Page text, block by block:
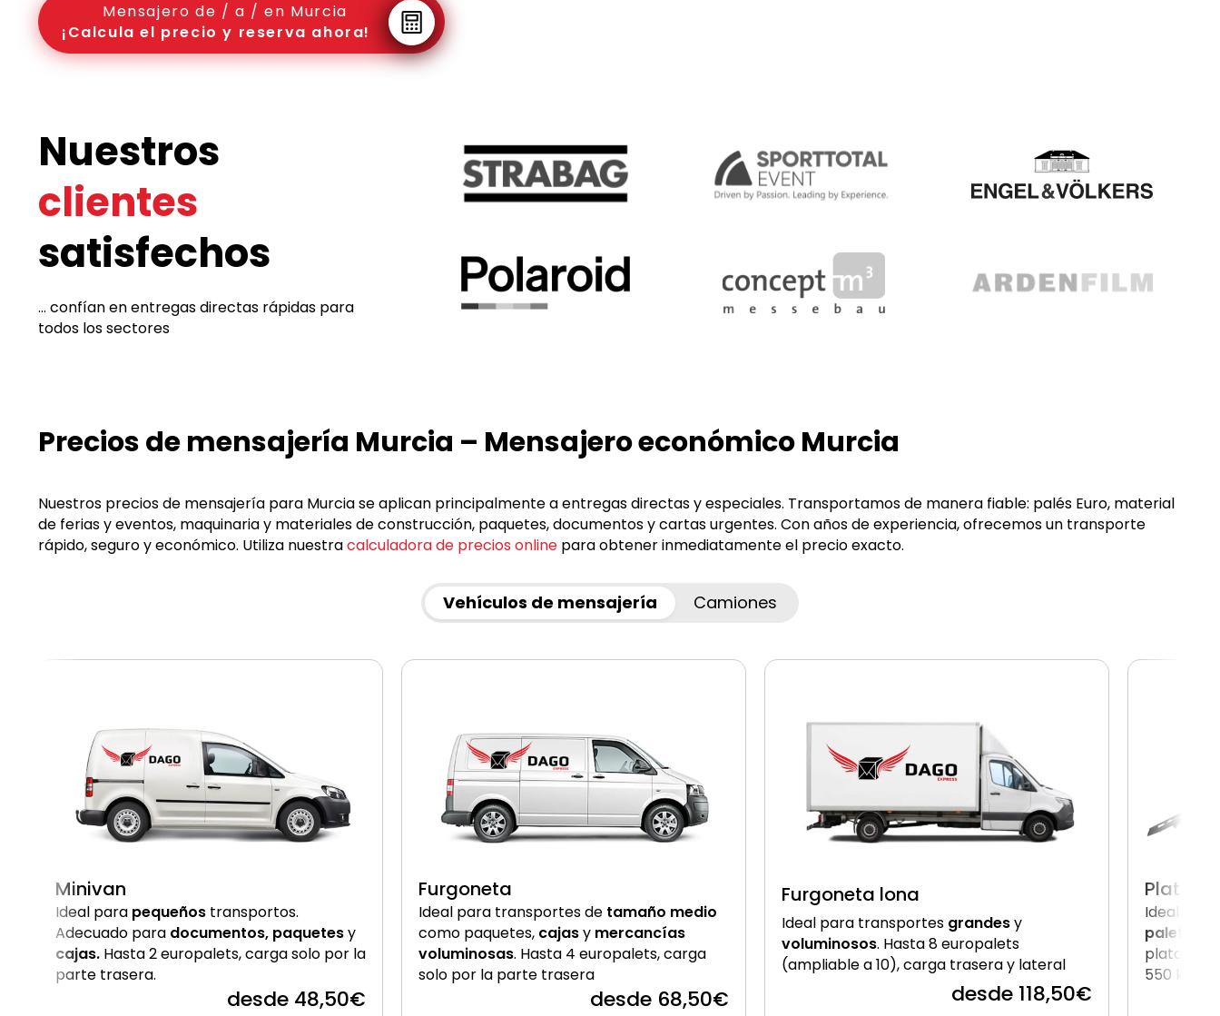
Mensajero de / a / en Murcia
¡Calcula el precio y reserva ahora!
Nuestros
clientes
satisfechos
... confían en entregas directas rápidas para
todos los sectores
Precios de mensajería Murcia – Mensajero económico Murcia
Nuestros precios de mensajería para Murcia se aplican principalmente a entregas directas y especiales. Transportamos de manera fiable: palés Euro, material
de ferias y eventos, maquinaria y materiales de construcción, paquetes, documentos y cartas urgentes. Con años de experiencia, ofrecemos un transporte
rápido, seguro y económico. Utiliza nuestracalculadora de precios online para obtener inmediatamente el precio exacto.
Vehículos de mensajería Camiones
Minivan
Ideal para pequeños transportos.
Adecuado para documentos, paquetesy
cajas. Hasta 2 europalets, carga solo por la
parte trasera.
desde 48,50€
Furgoneta
Ideal para transportes de tamaño medio
como paquetes, cajasy mercancías
voluminosas. Hasta 4 europalets, carga
solo por la parte trasera
desde 68,50€
Furgoneta lona
Ideal para transportes grandesy
voluminosos. Hasta 8 europalets
(ampliable a 10), carga trasera y lateral
desde 118,50€
Ideal
550 kg